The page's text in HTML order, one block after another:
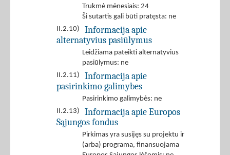
Trukmė mėnesiais: 24
Ši sutartis gali būti pratęsta: ne
II.2.10)
Informacija apie
alternatyvius pasiūlymus
Leidžiama pateikti alternatyvius
pasiūlymus: ne
II.2.11)
Informacija apie
pasirinkimo galimybes
Pasirinkimo galimybės: ne
II.2.13)
Informacija apie Europos
Sąjungos fondus
Pirkimas yra susijęs su projektu ir
(arba) programa, finansuojama